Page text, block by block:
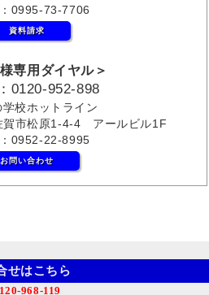
0995-73-7706
資料請求
専用ダイヤル＞
0120-952-898
学校ホットライン
賀市松原1-4-4 アールビル1F
0952-22-8995
お問い合わせ
せはこちら
968-119